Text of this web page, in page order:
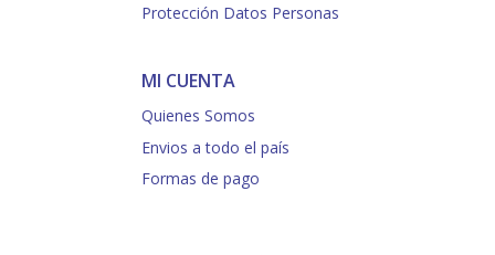
Protección Datos Personas
MI CUENTA
Quienes Somos
Envios a todo el país
Formas de pago